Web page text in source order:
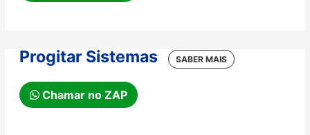
Progitar Sistemas
Chamar no ZAP